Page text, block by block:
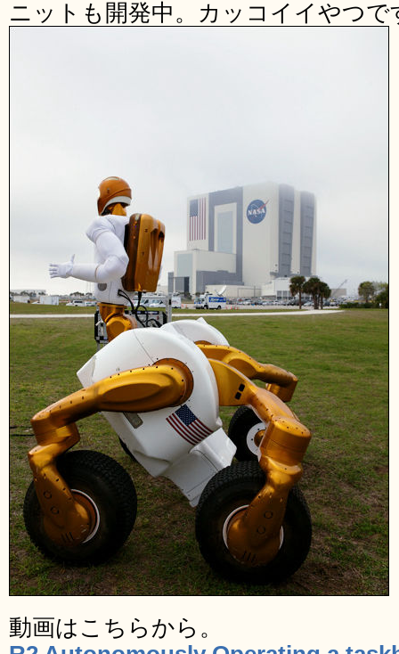
ニットも開発中。カッコイイやつで
動画はこちらから。